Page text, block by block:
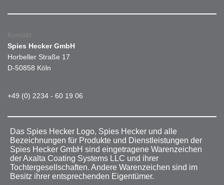
Kontakt
Spies Hecker GmbH
Horbeller Straße 17
D-50858 Köln
+49 (0) 2234 - 60 19 06
Das Spies Hecker Logo, Spies Hecker und alle
Bezeichnungen für Produkte und Dienstleistungen der
Spies Hecker GmbH sind eingetragene Warenzeichen
der Axalta Coating Systems LLC und ihrer
Tochtergesellschaften. Andere Warenzeichen sind im
Besitz ihrer entsprechenden Eigentümer.